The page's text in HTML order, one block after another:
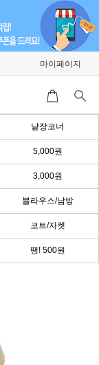
마이페이지
낱장코너
5,000원
3,000원
블라우스/남방
코트/자켓
땡! 500원